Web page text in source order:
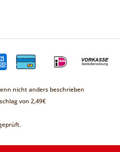
nicht anders beschrieben
von 2,49€